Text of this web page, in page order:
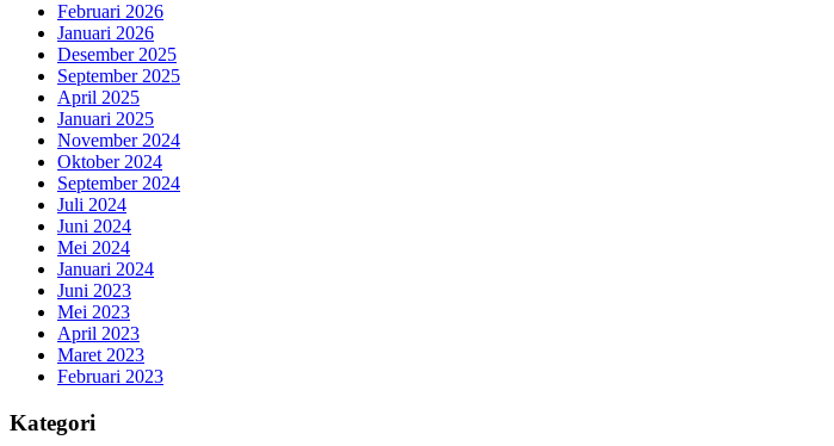
Februari 2026
Januari 2026
Desember 2025
September 2025
April 2025
Januari 2025
November 2024
Oktober 2024
September 2024
Juli 2024
Juni 2024
Mei 2024
Januari 2024
Juni 2023
Mei 2023
April 2023
Maret 2023
Februari 2023
Kategori